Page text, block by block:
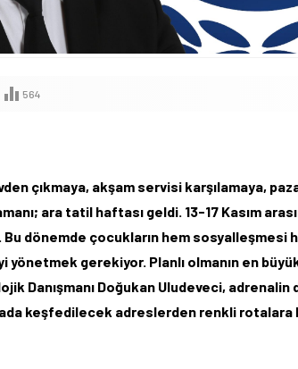
564
çıkmaya, akşam servisi karşılamaya,
ara tatil haftası geldi. 13-17 Kasım
dönemde çocukların hem sosyalleşmesi
gerekiyor. Planlı olmanın en
Danışmanı Doğukan Uludeveci,
keşfedilecek adreslerden renkli rotalara